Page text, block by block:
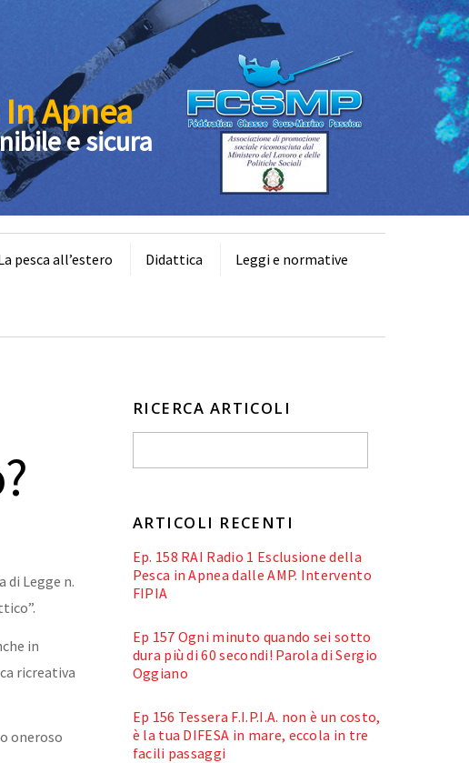
pesca all’estero Didattica Leggi e normative
Apnea
e sicura
Legge n.
in
ricreativa
oneroso
RICERCA ARTICOLI
ARTICOLI RECENTI
Ep. 158 RAI Radio 1 Esclusione della
Pesca in Apnea dalle AMP. Intervento
FIPIA
Ep 157 Ogni minuto quando sei sotto
dura più di 60 secondi! Parola di Sergio
Oggiano
Ep 156 Tessera F.I.P.I.A. non è un costo,
è la tua DIFESA in mare, eccola in tre
facili passaggi